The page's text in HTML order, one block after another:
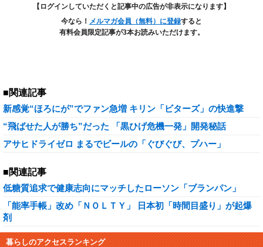
【ログインしていただくと記事中の広告が非表示になります】
今なら！ メルマガ会員（無料）に登録すると
有料会員限定記事が3本お読みいただけます。
■関連記事
新感覚“ほろにが”でファン急増 キリン「ビターズ」の快進撃
“飛ばせた人が勝ち”だった 「黒ひげ危機一発」開発秘話
アサヒドライゼロ まるでビールの「ぐびぐび、プハー」
■関連記事
低糖質追求で健康志向にマッチしたローソン「ブランパン」
「能率手帳」改め「ＮＯＬＴＹ」 日本初「時間目盛り」が起爆
剤
暮らしのアクセスランキング